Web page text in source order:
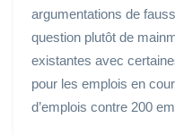
argumentations de
question plutôt de
existantes avec
pour les emplois en
d’emplois contre 200